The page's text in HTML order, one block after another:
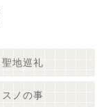
聖地巡礼
スノの事